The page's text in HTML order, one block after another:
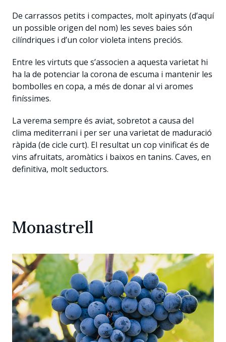
De carrassos petits i compactes, molt apinyats (d’aquí
un possible origen del nom) les seves baies són
cilíndriques i d’un color violeta intens preciós.
Entre les virtuts que s’associen a aquesta varietat hi
ha la de potenciar la corona de escuma i mantenir les
bombolles en copa, a més de donar al vi aromes
finíssimes.
La verema sempre és aviat, sobretot a causa del
clima mediterrani i per ser una varietat de maduració
ràpida (de cicle curt). El resultat un cop vinificat és de
vins afruitats, aromàtics i baixos en tanins. Caves, en
definitiva, molt seductors.
Monastrell